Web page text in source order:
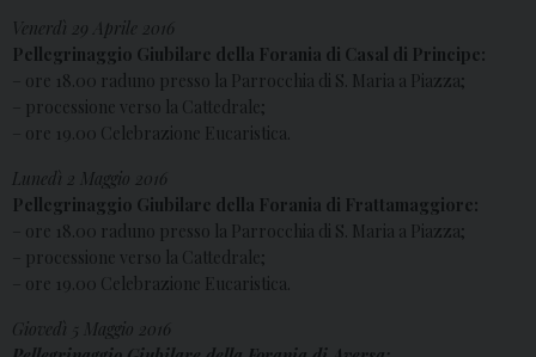
Venerdì 29 Aprile 2016
Pellegrinaggio Giubilare della Forania di Casal di Principe:
– ore 18.00 raduno presso la Parrocchia di S. Maria a Piazza;
– processione verso la Cattedrale;
– ore 19.00 Celebrazione Eucaristica.
Lunedì 2 Maggio 2016
Pellegrinaggio Giubilare della Forania di Frattamaggiore:
– ore 18.00 raduno presso la Parrocchia di S. Maria a Piazza;
– processione verso la Cattedrale;
– ore 19.00 Celebrazione Eucaristica.
Giovedì 5 Maggio 2016